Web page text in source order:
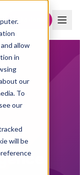
allow
in
our
To
our
will be
Boka demo